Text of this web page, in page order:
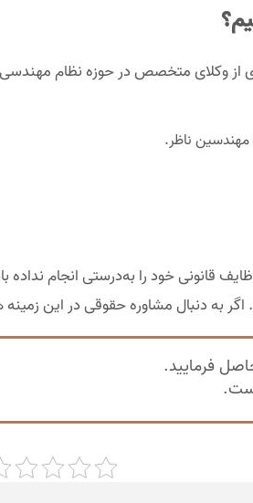
از وکلای متخصص در حوزه نظام
ناظر.
قانونی خود را به‌درستی انجام نداده
به دنبال مشاوره حقوقی در این
فرمایید.